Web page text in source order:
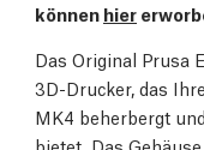
können hier
Das Original Prusa
3D-Drucker, das
MK4 beherbergt und
bietet. Das